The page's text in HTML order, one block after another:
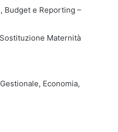
Budget e Reporting –
Maternità
Economia,